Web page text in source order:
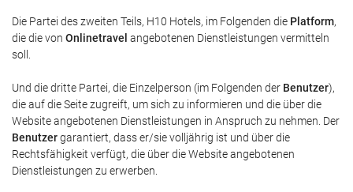
Die Partei des zweiten Teils, H10 Hotels, im Folgenden die Platform,
die die von Onlinetravel angebotenen Dienstleistungen vermitteln
soll.
Und die dritte Partei, die Einzelperson (im Folgenden der Benutzer),
die auf die Seite zugreift, um sich zu informieren und die über die
Website angebotenen Dienstleistungen in Anspruch zu nehmen. Der
Benutzergarantiert, dass er/sie volljährig ist und über die
Rechtsfähigkeit verfügt, die über die Website angebotenen
Dienstleistungen zu erwerben.